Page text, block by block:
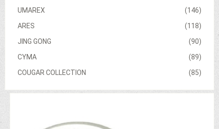
(146)
UMAREX
(118)
ARES
(90)
JING GONG
(89)
CYMA
(85)
COUGAR COLLECTION